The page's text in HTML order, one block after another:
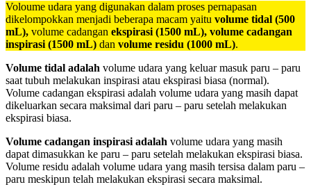
Voloume udara yang digunakan dalam proses pernapasan
dikelompokkan menjadi beberapa macam yaitu volume tidal (500
mL), volume cadangan ekspirasi (1500 mL), volume cadangan
inspirasi (1500 mL) dan volume residu (1000 mL).
Volume tidal adalah volume udara yang keluar masuk paru – paru
saat tubuh melakukan inspirasi atau ekspirasi biasa (normal).
Volume cadangan ekspirasi adalah volume udara yang masih dapat
dikeluarkan secara maksimal dari paru – paru setelah melakukan
ekspirasi biasa.
Volume cadangan inspirasi adalah volume udara yang masih
dapat dimasukkan ke paru – paru setelah melakukan ekspirasi biasa.
Volume residu adalah volume udara yang masih tersisa dalam paru –
paru meskipun telah melakukan ekspirasi secara maksimal.